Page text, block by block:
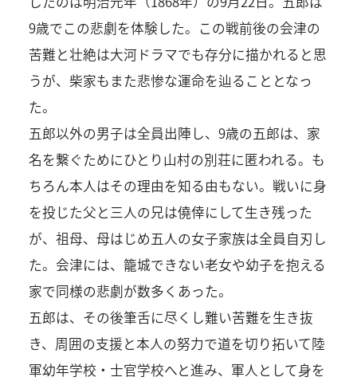
9歳でこの悲劇を体験した。この戦前後の会津の
苦難と壮絶は大河ドラマでも存分に描かれると思
うが、柴家もまた悲惨な運命を辿ることとなっ
た。
五郎以外の男子は全員出陣し、9歳の五郎は、家
名を繋ぐためにひとり山村の別荘に匿われる。も
ちろん本人はその理由を知る由もない。戦いに身
を投じた父と三人の兄は僥倖にして生き残った
が、祖母、母はじめ五人の女子家族は全員自刃し
た。会津には、籠城できない老女や幼子を抱える
家で同様の悲劇が数多くあった。
五郎は、その後筆舌に尽くし難い苦難を生き抜
き、周囲の支援と本人の努力で道を切り拓いて陸
軍幼年学校・士官学校へと進み、軍人として身を